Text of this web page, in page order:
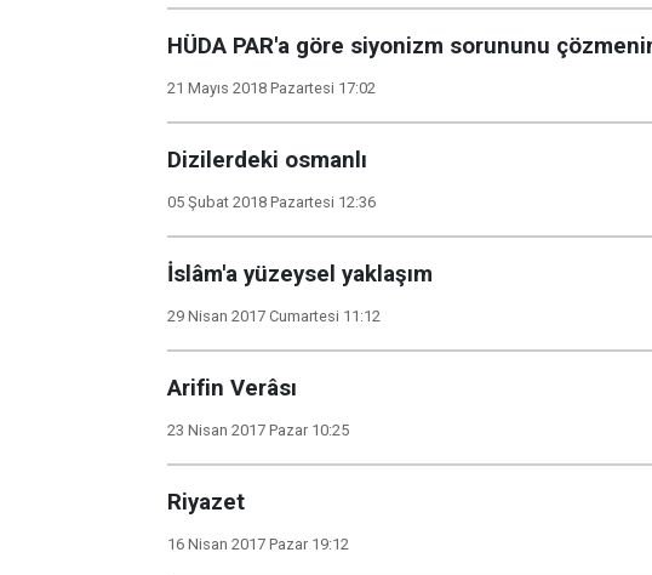
HÜDA PAR'a göre siyonizm sorununu
21 Mayıs 2018 Pazartesi 17:02
Dizilerdeki osmanlı
05 Şubat 2018 Pazartesi 12:36
İslâm'a yüzeysel yaklaşım
29 Nisan 2017 Cumartesi 11:12
Arifin Verâsı
23 Nisan 2017 Pazar 10:25
Riyazet
16 Nisan 2017 Pazar 19:12